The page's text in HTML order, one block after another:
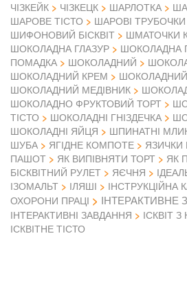
ЧІЗКЕЙК
ЧІЗКЕЦК ШАРЛОТКА
ШАРОВЕ ТІСТО
ШАРОВІ ТРУБОЧКИ
ШИФОНОВИЙ БІСКВІТ
ШМАТОЧКИ
ШОКОЛАДНА ГЛАЗУР
ШОКОЛАДНА
ПОМАДКА
ШОКОЛАДНИЙ
ШОКОЛАДНИЙ КРЕМ
ШОКОЛАДНИЙ
ШОКОЛАДНИЙ МЕДІВНИК
ШОКОЛАДНО ФРУКТОВИЙ ТОРТ
ТІСТО
ШОКОЛАДНІ ГНІЗДЕЧКА
ШОКОЛАДНІ ЯЙЦЯ
ШПИНАТНІ
ШУБА
ЯГІДНЕ КОМПОТЕ ЯЗИЧКИ
ПАШОТ
ЯК ВИПІВНЯТИ ТОРТ
ЯК
БІСКВІТНИЙ РУЛЕТ
ЯЄЧНЯ
ІЗОМАЛЬТ
ІЛЯШІ ІНСТРУКЦІЙНА
ОХОРОНИ ПРАЦІ
ІНТЕРАКТИВНЕ
ІНТЕРАКТИВНІ ЗАВДАННЯ
ІСКВІТ
ІСКВІТНЕ ТІСТО